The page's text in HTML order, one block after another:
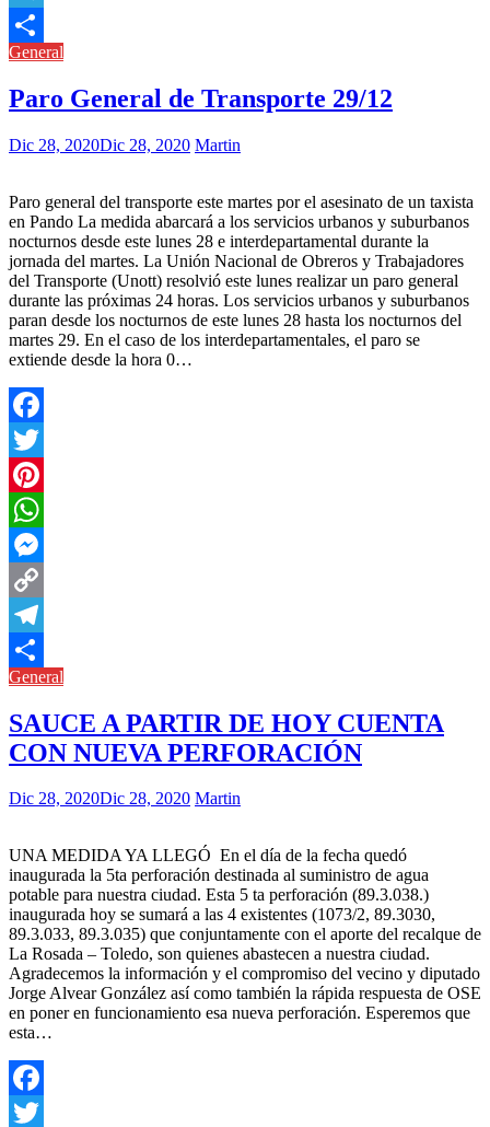
Link
Telegram
Compartir
General
Paro General de Transporte 29/12
Dic 28, 2020Dic 28, 2020 Martin
Paro general del transporte este martes por el asesinato de un taxista
en Pando La medida abarcará a los servicios urbanos y suburbanos
nocturnos desde este lunes 28 e interdepartamental durante la
jornada del martes. La Unión Nacional de Obreros y Trabajadores
del Transporte (Unott) resolvió este lunes realizar un paro general
durante las próximas 24 horas. Los servicios urbanos y suburbanos
paran desde los nocturnos de este lunes 28 hasta los nocturnos del
martes 29. En el caso de los interdepartamentales, el paro se
extiende desde la hora 0…
Facebook
Twitter
Pinterest
WhatsApp
Messenger
Copy
Link
Telegram
Compartir
General
SAUCE A PARTIR DE HOY CUENTA
CON NUEVA PERFORACIÓN
Dic 28, 2020Dic 28, 2020 Martin
UNA MEDIDA YA LLEGÓ En el día de la fecha quedó
inaugurada la 5ta perforación destinada al suministro de agua
potable para nuestra ciudad. Esta 5 ta perforación (89.3.038.)
inaugurada hoy se sumará a las 4 existentes (1073/2, 89.3030,
89.3.033, 89.3.035) que conjuntamente con el aporte del recalque de
La Rosada – Toledo, son quienes abastecen a nuestra ciudad.
Agradecemos la información y el compromiso del vecino y diputado
Jorge Alvear González así como también la rápida respuesta de OSE
en poner en funcionamiento esa nueva perforación. Esperemos que
esta…
Facebook